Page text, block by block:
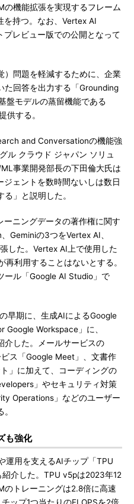
の機能拡張を実現するフレーム
を持つ。なお、Vertex AI
レビュー版での公開となって
問題を軽減するために、企業
た回答を出力する「Grounding
盤モデルの蒸留機能である
供する。
and Conversationの機能強
ル クラウド ジャパン ソリュ
事業開発部長の下田倫大氏は
ジェントを数時間ないしは数日
」と説明した。
ニングデータの著作権に関す
Geminiの3つをVertex AI、
した。Vertex AI上で使用した
利用することはないとする。
ール「Google AI Studio」で
早期に、生成AIによるGoogle
Google Workspace」に、
介した。メールサービスの
ビス「Google Meet」、文書作
」に加えて、コーディングの
」やセキュリティ対策
Operations」などのユーザー
も強化
用を支えるAIチップ「TPU
介した。TPU v5pは2023年12
のトレーニングは2.8倍に高速